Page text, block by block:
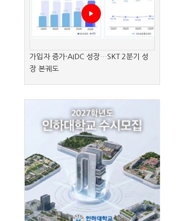
가입자 증가·AIDC 성장…SKT 2분기 성
장 본궤도